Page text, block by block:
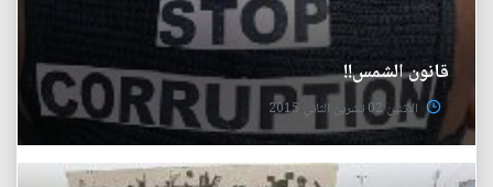
قانون الشمس!!
الأثنين 02 تشرين الثاني 2015